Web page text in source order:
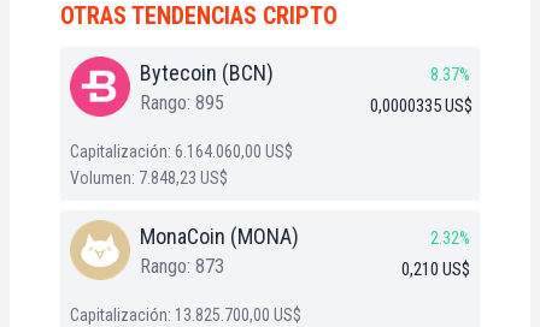
OTRAS TENDENCIAS CRIPTO
Bytecoin (BCN)
Rango: 895
8.37%
0,0000335 US$
Capitalización: 6.164.060,00 US$
Volumen: 7.848,23 US$
MonaCoin (MONA)
Rango: 873
2.32%
0,210 US$
Capitalización: 13.825.700,00 US$